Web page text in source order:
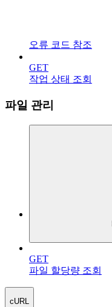
오류 코드 참조
GET
작업 상태 조회
파일 관리
GET
파일 할당량 조회
cURL